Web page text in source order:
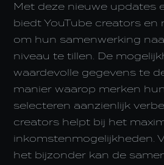
Met deze nieuwe updates
biedt YouTube creators en
om hun samenwerking
niveau te tillen. De
waardevolle gegevens te
manier waarop merken
selecteren aanzienlijk
creators helpt bij het
inkomstenmogelijkheden.
het bijzonder kan de